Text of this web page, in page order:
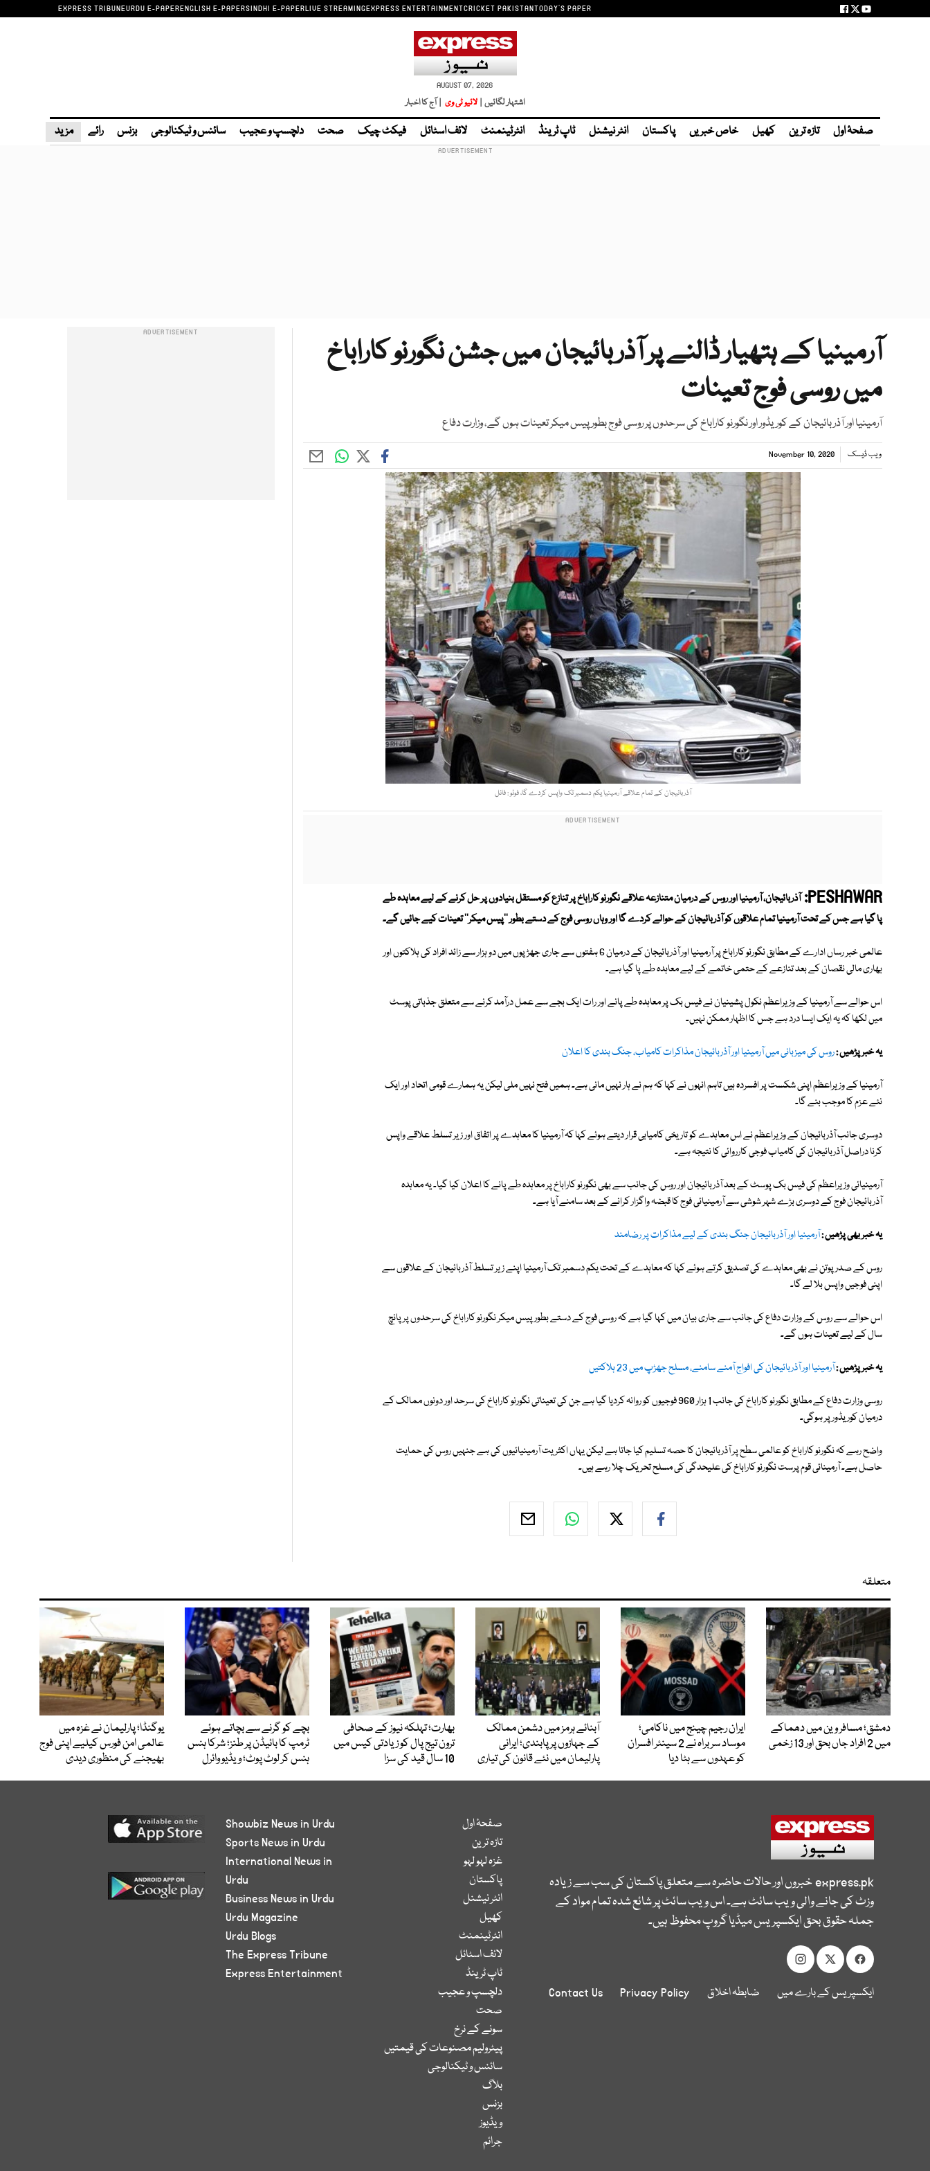
EXPRESS TRIBUNEURDU E-PAPERENGLISH E-PAPERSINDHI E-PAPERLIVE STREAMINGEXPRESS ENTERTAINMENTCRICKET PAKISTANTODAY'S PAPER
AUGUST 07, 2026
اشتہار لگائیں | لائیو ٹی وی | آج کا اخبار
صفحۂ اول تازہ ترین کھیل خاص خبریں پاکستان انٹر نیشنل ٹاپ ٹرینڈ انٹرٹینمنٹ لائف اسٹائل فیکٹ چیک صحت دلچسپ و عجیب سائنس و ٹیکنالوجی بزنس رائے مزید
آرمینیا کے ہتھیار ڈالنے پر آذربائیجان میں جشن نگورنو کاراباخ
میں روسی فوج تعینات
آرمینیا اور آذربائیجان کے کوریڈور اور نگورنو کاراباخ کی سرحدوں پر روسی فوج بطور پیس میکر تعینات ہوں گے، وزارت دفاع
ویب ڈیسک November 10, 2020
آذربائیجان کے تمام علاقے آرمینیا یکم دسمبر تک واپس کردے گا، فوٹو : فائل
PESHAWAR: آذربائیجان، آرمینیا اور روس کے درمیان متنازعہ علاقے نگورنو کاراباخ پر تنازع کو مستقل بنیادوں پر حل کرنے کے لیے معاہدہ طے
پا گیا ہے جس کے تحت آرمینیا تمام علاقوں کو آذربائیجان کے حوالے کردے گا اور وہاں روسی فوج کے دستے بطور ''پیس میکر'' تعینات کیے جائیں گے۔
عالمی خبر رساں ادارے کے مطابق نگورنو کاراباخ پر آرمینیا اور آذربائیجان کے درمیان 6 ہفتوں سے جاری جھڑپوں میں دو ہزار سے زائد افراد کی ہلاکتوں اور
بھاری مالی نقصان کے بعد تنازعے کے حتمی خاتمے کے لیے معاہدہ طے پا گیا ہے۔
اس حوالے سے آرمینیا کے وزیراعظم نکول پشینیان نے فیس بک پر معاہدہ طے پانے اور رات ایک بجے سے عمل درآمد کرنے سے متعلق جذباتی پوسٹ
میں لکھا کہ یہ ایک ایسا درد ہے جس کا اظہار ممکن نہیں۔
یہ خبر پڑھیں :روس کی میزبانی میں آرمینیا اور آذربائیجان مذاکرات کامیاب، جنگ بندی کا اعلان
آرمینیا کے وزیراعظم اپنی شکست پر افسردہ ہیں تاہم انہوں نے کہا کہ ہم نے ہار نہیں مانی ہے۔ ہمیں فتح نہیں ملی لیکن یہ ہمارے قومی اتحاد اور ایک
نئے عزم کا موجب بنے گا۔
دوسری جانب آذربائیجان کے وزیراعظم نے اس معاہدے کو تاریخی کامیابی قرار دیتے ہوئے کہا کہ آرمینیا کا معاہدے پر اتفاق اور زیر تسلط علاقے واپس
کرنا دراصل آذربائیجان کی کامیاب فوجی کارروائی کا نتیجہ ہے۔
آرمینیائی وزیراعظم کی فیس بک پوسٹ کے بعد آذربائیجان اور روس کی جانب سے بھی نگورنو کاراباخ پر معاہدہ طے پانے کا اعلان کیا گیا۔ یہ معاہدہ
آذربائیجان فوج کے دوسری بڑے شہر شوشی سے آرمینیائی فوج کا قبضہ واگزار کرانے کے بعد سامنے آیا ہے۔
یہ خبر بھی پڑھیں :آرمينيا اور آذربائيجان جنگ بندی کے لیے مذاکرات پر رضامند
روس کے صدر پوتن نے بھی معاہدے کی تصدیق کرتے ہوئے کہا کہ معاہدے کے تحت یکم دسمبر تک آرمینیا اپنے زیر تسلط آذربائیجان کے علاقوں سے
اپنی فوجیں واپس بلا لے گا۔
اس حوالے سے روس کے وزارت دفاع کی جانب سے جاری بیان میں کہا گیا ہے کہ روسی فوج کے دستے بطور پیس میکر نگورنو کاراباخ کی سرحدوں پر پانچ
سال کے لیے تعینات ہوں گے۔
یہ خبر پڑھیں :آرمينيا اور آذربائيجان کی افواج آمنے سامنے، مسلح جھڑپ میں 23 ہلاکتیں
روسی وزارت دفاع کے مطابق نگورنو کاراباخ کی جانب 1 ہزار 960 فوجیوں کو روانہ کردیا گیا ہے جن کی تعیناتی نگورنو کاراباخ کی سرحد اور دونوں ممالک کے
درمیان کوریڈور پر ہوگی۔
واضح رہے کہ نگورنو کاراباخ کو عالمی سطح پر آذربائیجان کا حصہ تسلیم کیا جاتا ہے لیکن یہاں اکثریت آرمینیائیوں کی ہے جنہیں روس کی حمایت
حاصل ہے۔ آرمینائی قوم پرست نگورنو کاراباخ کی علیحدگی کی مسلح تحریک چلا رہے ہیں۔
متعلقہ
دمشق؛ مسافر وین میں دھماکے
میں 2 افراد جاں بحق اور 13 زخمی
ایران رجیم چینج میں ناکامی؛
موساد سربراہ نے 2 سینئر افسران
کو عہدوں سے ہٹا دیا
آبنائے ہرمز میں دشمن ممالک
کے جہازوں پر پابندی؛ ایرانی
پارلیمان میں نئے قانون کی تیاری
بھارت؛ تہلکہ نیوز کے صحافی
ترون تیج پال کو زیادتی کیس میں
10 سال قید کی سزا
بچے کو گرنے سے بچاتے ہوئے
ٹرمپ کا بائیڈن پر طنز؛ شرکا ہنس
ہنس کر لوٹ پوٹ؛ ویڈیو وائرل
یوگنڈا؛ پارلیمان نے غزہ میں
عالمی امن فورس کیلیے اپنی فوج
بھیجنے کی منظوری دیدی
express.pkخبروں اور حالات حاضرہ سے متعلق پاکستان کی سب سے زیادہ
وزٹ کی جانے والی ویب سائٹ ہے۔ اس ویب سائٹ پر شائع شدہ تمام مواد کے
جملہ حقوق بحق ایکسپریس میڈیا گروپ محفوظ ہیں۔
ایکسپریس کے بارے میں ضابطہ اخلاق Privacy Policy
Contact Us
صفحۂ اول
تازہ ترین
غزہ لہو لہو
پاکستان
انٹر نیشنل
کھیل
انٹرٹینمنٹ
لائف اسٹائل
ٹاپ ٹرینڈ
دلچسپ و عجیب
صحت
سونے کے نرخ
پیٹرولیم مصنوعات کی قیمتیں
سائنس و ٹیکنالوجی
بلاگ
بزنس
ویڈیوز
جرائم
Showbiz News in Urdu
Sports News in Urdu
International News in
Urdu
Business News in Urdu
Urdu Magazine
Urdu Blogs
The Express Tribune
Express Entertainment